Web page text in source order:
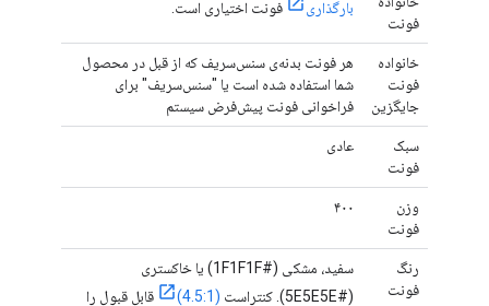
فونت
بارگذاری فونت اختیاری است.
خانواده
فونت
جایگزین
هر فونت بدنه‌ی سنس‌سریف که از قبل در محصول
شما استفاده شده است یا "سنس‌سریف" برای
فراخوانی فونت پیش‌فرض سیستم
سبک
فونت
عادی
وزن
فونت
۴۰۰
رنگ
فونت
سفید، مشکی (#1F1F1F) یا خاکستری
(#5E5E5E). کنتراست
(4.5:1)
قابل قبول را